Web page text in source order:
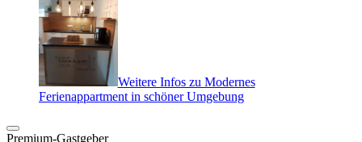
Weitere Infos zu Modernes
Ferienappartment in schöner Umgebung
Premium-Gastgeber